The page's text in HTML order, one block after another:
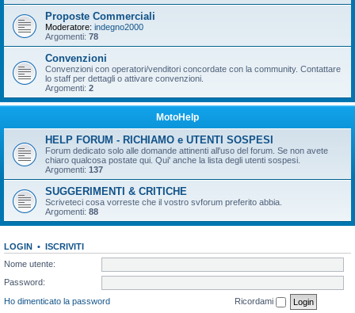
Proposte Commerciali
Moderatore: indegno2000
Argomenti: 78
Convenzioni
Convenzioni con operatori/venditori concordate con la community. Contattare
lo staff per dettagli o attivare convenzioni.
Argomenti: 2
MotoHelp
HELP FORUM - RICHIAMO e UTENTI SOSPESI
Forum dedicato solo alle domande attinenti all'uso del forum. Se non avete
chiaro qualcosa postate qui. Qui' anche la lista degli utenti sospesi.
Argomenti: 137
SUGGERIMENTI & CRITICHE
Scriveteci cosa vorreste che il vostro svforum preferito abbia.
Argomenti: 88
LOGIN • ISCRIVITI
Nome utente:
Password:
Ho dimenticato la password
Ricordami